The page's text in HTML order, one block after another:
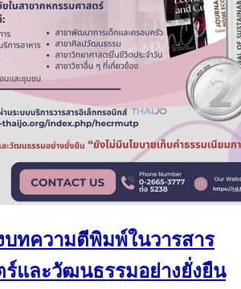
ทความตีพิมพ์ในวารสาร
และวัฒนธรรมอย่างยั่งยืน